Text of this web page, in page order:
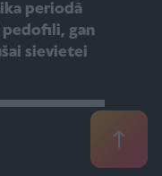
periodā
gan
sievietei